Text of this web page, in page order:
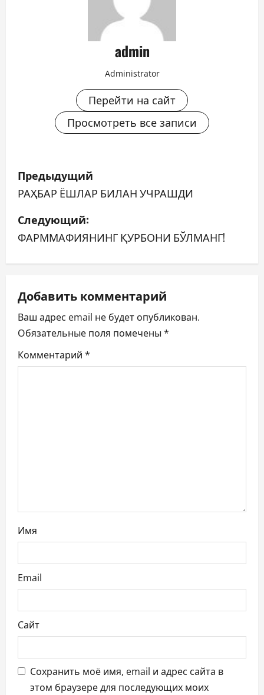
admin
Administrator
Перейти на сайт
Просмотреть все записи
Н
а
в
и
г
а
ц
и
я
и
с
я
м
Предыдущий
РАҲБАР ЁШЛАР БИЛАН УЧРАШДИ
Следующий:
ФАРММАФИЯНИНГ ҚУРБОНИ БЎЛМАНГ!
Добавить комментарий
Ваш адрес email не будет опубликован.
Обязательные поля помечены *
Комментарий *
Имя
Email
Сайт
Сохранить моё имя, email и адрес сайта в
этом браузере для последующих моих